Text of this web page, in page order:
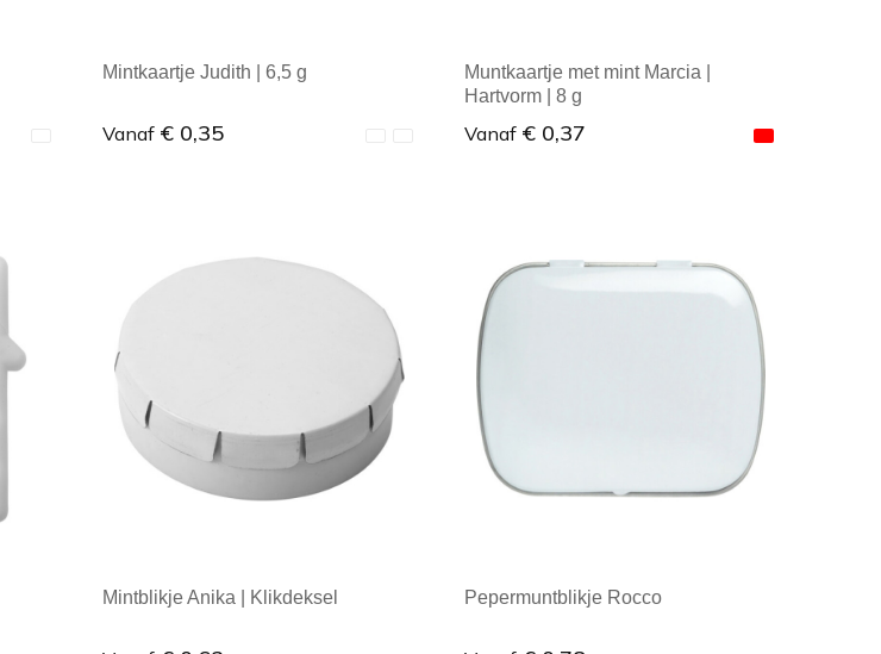
Mintkaartje Judith | 6,5 g
Vanaf € 0,35
Minimale afname: 1
Muntkaartje met mint Marcia |
Hartvorm | 8 g
Vanaf € 0,37
Minimale afname: 1
Mintblikje Anika | Klikdeksel Pepermuntblikje Rocco